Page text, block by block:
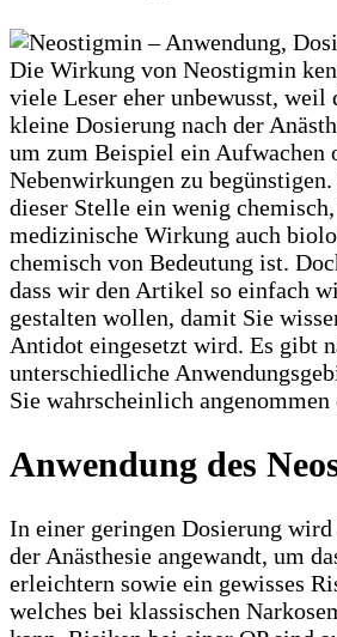
Die Wirkung von Neostigmin
viele Leser eher unbewusst, weil
kleine Dosierung nach der
um zum Beispiel ein Aufwachen
Nebenwirkungen zu
dieser Stelle ein wenig
medizinische Wirkung auch
chemisch von Bedeutung ist.
dass wir den Artikel so einfach
gestalten wollen, damit Sie
Antidot eingesetzt wird. Es gibt
unterschiedliche
Sie wahrscheinlich angenommen
Anwendung des
In einer geringen Dosierung
der Anästhesie angewandt, um
erleichtern sowie ein gewisses
welches bei klassischen